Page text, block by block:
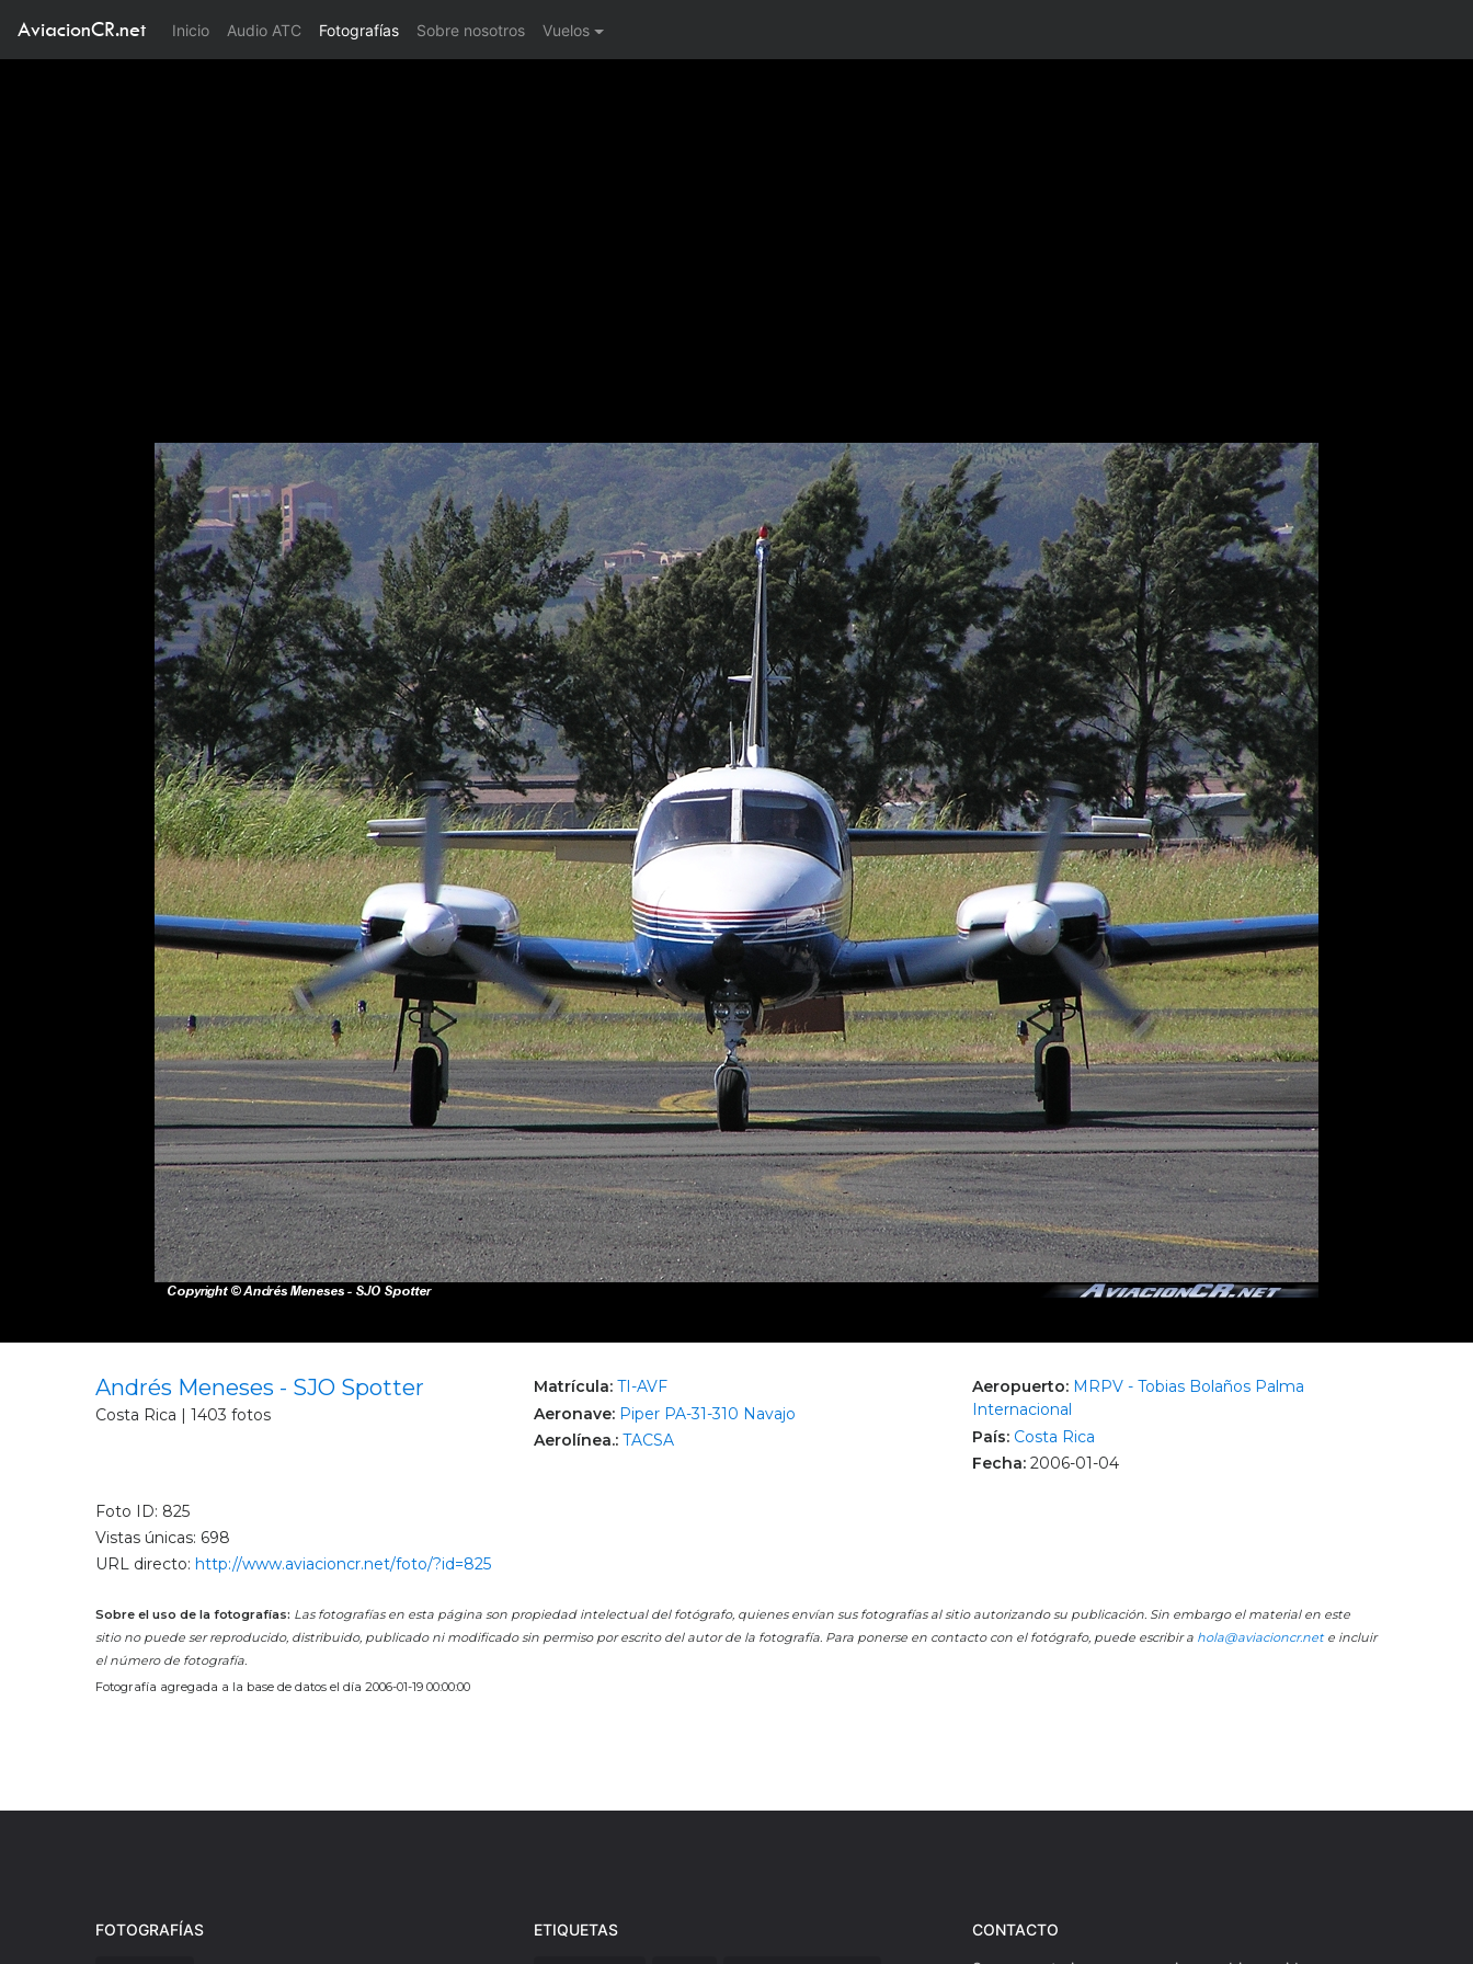
AviacionCR.net Inicio(current)
Audio ATC Fotografías Sobre nosotros Vuelos
Andrés Meneses - SJO Spotter
Costa Rica | 1403 fotos
Matrícula: TI-AVF
Aeronave: Piper PA-31-310 Navajo
Aerolínea.: TACSA
Aeropuerto: MRPV - Tobias Bolaños Palma
Internacional
País: Costa Rica
Fecha: 2006-01-04
Foto ID: 825
Vistas únicas: 698
URL directo: http://www.aviacioncr.net/foto/?id=825
Sobre el uso de la fotografías: Las fotografías en esta página son propiedad intelectual del fotógrafo, quienes envían sus fotografías al sitio autorizando su publicación. Sin embargo el material en este
sitio no puede ser reproducido, distribuido, publicado ni modificado sin permiso por escrito del autor de la fotografía. Para ponerse en contacto con el fotógrafo, puede escribir a hola@aviacioncr.nete incluir
el número de fotografía.
Fotografía agregada a la base de datos el día 2006-01-19 00:00:00
FOTOGRAFÍAS ETIQUETAS CONTACTO